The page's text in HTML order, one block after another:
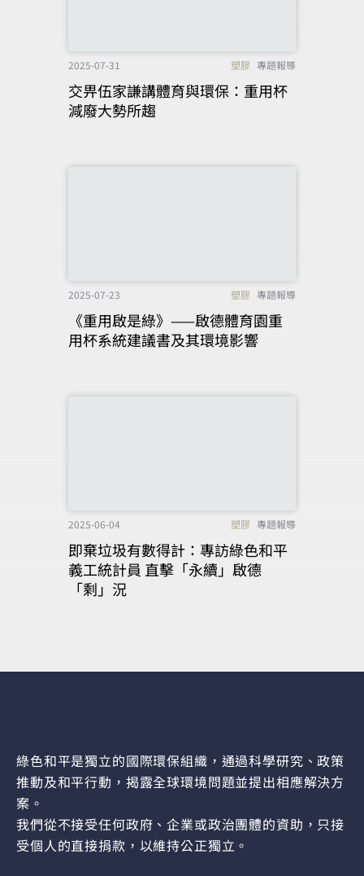
2025-07-31 塑膠 專題報導
交畀伍家謙講體育與環保：重用杯
減廢大勢所趨
2025-07-23 塑膠 專題報導
《重用啟是綠》——啟德體育園重
用杯系統建議書及其環境影響
2025-06-04 塑膠 專題報導
即棄垃圾有數得計：專訪綠色和平
義工統計員 直擊「永續」啟德
「剩」況
綠色和平是獨立的國際環保組織，通過科學研究、政策
推動及和平行動，揭露全球環境問題並提出相應解決方
案。
我們從不接受任何政府、企業或政治團體的資助，只接
受個人的直接捐款，以維持公正獨立。